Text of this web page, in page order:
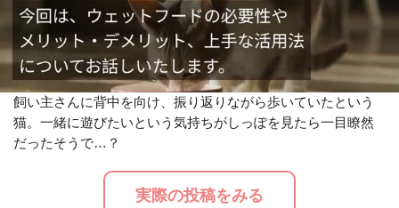
飼い主さんに背中を向け、振り返りながら歩いていたという
猫。一緒に遊びたいという気持ちがしっぽを見たら一目瞭然
だったそうで…？
実際の投稿をみる